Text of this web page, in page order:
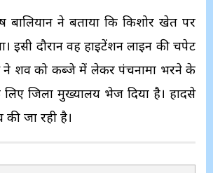
बालियान ने बताया कि किशोर खेत पर
इसी दौरान वह हाईटेंशन लाइन की चपेट
शव को कब्जे में लेकर पंचनामा भरने के
लिए जिला मुख्यालय भेज दिया है। हादसे
जा रही है।